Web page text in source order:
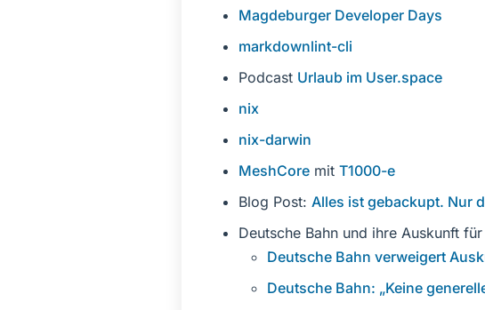
Magdeburger Developer Days
markdownlint-cli
Podcast Urlaub im User.space
nix
nix-darwin
MeshCore mit T1000-e
Blog Post: Alles ist gebackupt. Nur
Deutsche Bahn und ihre Auskunft
Deutsche Bahn verweigert
Deutsche Bahn: „Keine